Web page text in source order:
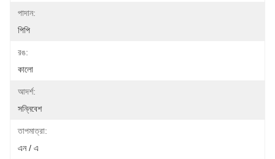
পাদান:
পিপি
রঙ:
কালো
আদর্শ:
সন্নিবেশ
তাপমাত্রা:
এন / এ